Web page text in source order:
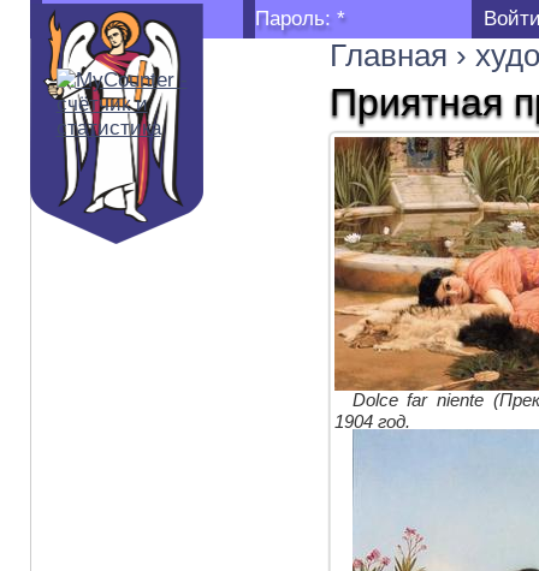
Логин:* Пароль: *
Главная ›
Приятная
Dolce far niente
1904 год.